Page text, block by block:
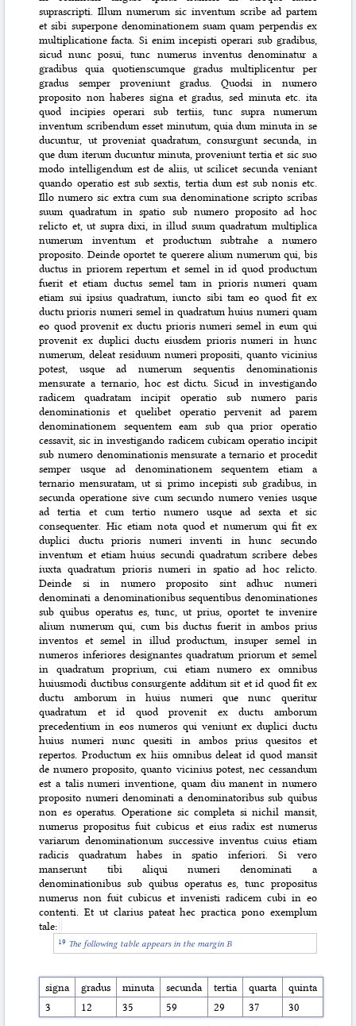
suprascripti. Illum numerum sic inventum scribe ad partem
et sibi superpone denominationem suam quam perpendis ex
multiplicatione facta. Si enim incepisti operari sub gradibus,
sicud nunc posui, tunc numerus inventus denominatur a
gradibus quia quotienscumque gradus multiplicentur per
gradus semper proveniunt gradus. Quodsi in numero
proposito non haberes signa et gradus, sed minuta etc. ita
quod incipies operari sub tertiis, tunc supra numerum
inventum scribendum esset minutum, quia dum minuta in se
ducuntur, ut proveniat quadratum, consurgunt secunda, in
que dum iterum ducuntur minuta, proveniunt tertia et sic suo
modo intelligendum est de aliis, ut scilicet secunda veniant
quando operatio est sub sextis, tertia dum est sub nonis etc.
Illo numero sic extra cum sua denominatione scripto scribas
suum quadratum in spatio sub numero proposito ad hoc
relicto et, ut supra dixi, in illud suum quadratum multiplica
numerum inventum et productum subtrahe a numero
proposito. Deinde oportet te querere alium numerum qui, bis
ductus in priorem repertum et semel in id quod productum
fuerit et etiam ductus semel tam in prioris numeri quam
etiam sui ipsius quadratum, iuncto sibi tam eo quod fit ex
ductu prioris numeri semel in quadratum huius numeri quam
eo quod provenitex ductu prioris numeri semel in eum qui
provenit ex duplici ductu eiusdem prioris numeri in hunc
numerum, deleat residuum numeri propositi, quanto vicinius
potest, usque ad numerum sequentis denominationis
mensurate a ternario, hoc est dictu. Sicud in investigando
radicem quadratam incipit operatio sub numero paris
denominationis et quelibet operatio pervenit ad parem
denominationem sequentem eam sub qua prior operatio
cessavit, sic in investigando radicem cubicam operatio incipit
sub numero denominationis mensurate a ternario et procedit
semper usque ad denominationem sequentem etiam a
ternario mensuratam, ut si primo incepisti sub gradibus, in
secunda operatione sive cum secundo numero venies usque
ad tertia et cum tertio numero usque ad sexta et sic
consequenter. Hic etiam nota quod et numerum qui fit ex
duplici ductu prioris numeri inventi in hunc secundo
inventum et etiam huius secundi quadratum scribere debes
iuxta quadratum prioris numeri in spatio ad hoc relicto.
Deinde si in numero proposito sint adhuc numeri
denominati a denominationibus sequentibus denominationes
sub quibus operatus es, tunc, ut prius, oportet te invenire
alium numerum qui, cum bis ductus fuerit in ambos prius
inventos et semel in illud productum, insuper semel in
numeros inferiores designantes quadratum priorum et semel
in quadratum proprium, cui etiam numero ex omnibus
huiusmodi ductibus consurgente additum sit et id quod fit ex
ductu amborum in huius numeri que nunc queritur
quadratum et id quod provenit ex ductu amborum
precedentium in eos numeros qui veniunt ex duplici ductu
huius numeri nunc quesiti in ambos prius quesitos et
repertos. Productum ex hiis omnibus deleat id quod mansit
de numero proposito, quanto vicinius potest, nec cessandum
est a talis numeri inventione, quam diu manent in numero
proposito numeri denominati a denominatoribus sub quibus
non es operatus. Operatione sic completa si nichil mansit,
numerus propositus fuit cubicus et eius radix est numerus
variarum denominationum successive inventus cuius etiam
radicis quadratum habes in spatio inferiori. Si vero
manserunt tibi aliqui numeri denominati a
denominationibus sub quibus operatus es, tunc propositus
numerus non fuit cubicus et invenisti radicem cubi in eo
contenti. Et ut clarius pateat hec practica pono exemplum
tale:
The following table appears in the margin B
signa gradus minuta secunda tertia quarta
quinta
3
12 35 59 29 37 30